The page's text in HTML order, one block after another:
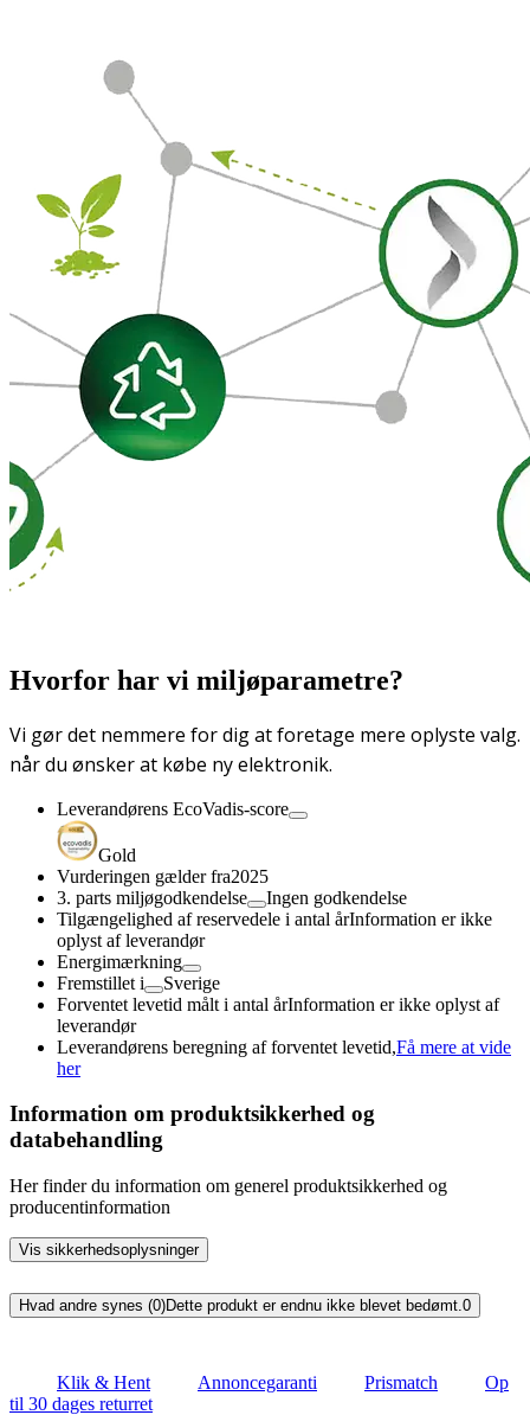
Hvorfor har vi miljøparametre?
Vi gør det nemmere for dig at foretage mere oplyste valg.
når du ønsker at købe ny elektronik.
Leverandørens EcoVadis-score
Gold
Vurderingen gælder fra2025
3. parts miljøgodkendelse
Ingen godkendelse
Tilgængelighed af reservedele i antal årInformation er ikke
oplyst af leverandør
Energimærkning
Fremstillet i
Sverige
Forventet levetid målt i antal årInformation er ikke oplyst af
leverandør
Leverandørens beregning af forventet levetid,Få mere at vide
her
Information om produktsikkerhed og
databehandling
Her finder du information om generel produktsikkerhed og
producentinformation
Vis sikkerhedsoplysninger
Hvad andre synes (0)Dette produkt er endnu ikke blevet bedømt.0
Klik & Hent Annoncegaranti Prismatch
Op
til 30 dages returret